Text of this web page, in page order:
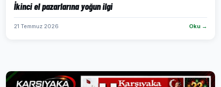
İkinci el pazarlarına yoğun ilgi
21 Temmuz 2026 Oku →